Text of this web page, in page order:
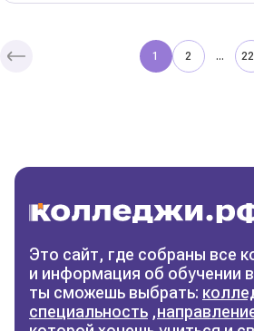
колледж
Фильтры
Сбросить
1 2 ...
Это сайт, где собраны все
и информация об обучении
ты сможешь выбрать:
специальность ,